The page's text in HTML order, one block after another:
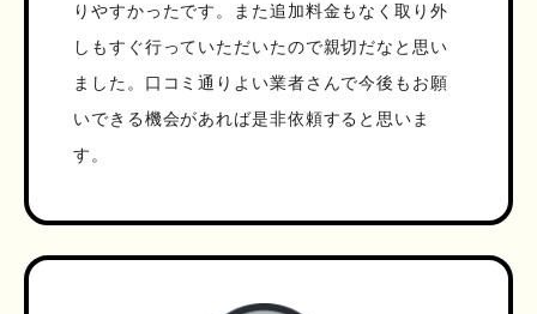
りやすかったです。また追加料金もなく取り外
しもすぐ行っていただいたので親切だなと思い
ました。口コミ通りよい業者さんで今後もお願
いできる機会があれば是非依頼すると思いま
す。